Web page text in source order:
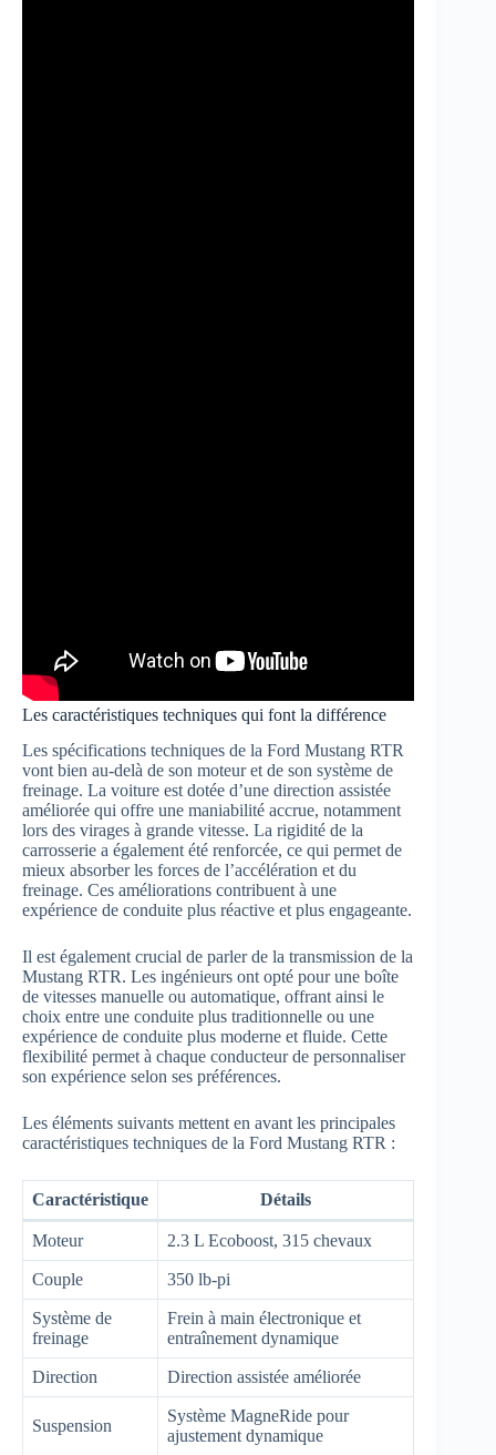
Les caractéristiques techniques qui font la différence
Les spécifications techniques de la Ford Mustang RTR
vont bien au-delà de son moteur et de son système de
freinage. La voiture est dotée d’une direction assistée
améliorée qui offre une maniabilité accrue, notamment
lors des virages à grande vitesse. La rigidité de la
carrosserie a également été renforcée, ce qui permet de
mieux absorber les forces de l’accélération et du
freinage. Ces améliorations contribuent à une
expérience de conduite plus réactive et plus engageante.
Il est également crucial de parler de la transmission de la
Mustang RTR. Les ingénieurs ont opté pour une boîte
de vitesses manuelle ou automatique, offrant ainsi le
choix entre une conduite plus traditionnelle ou une
expérience de conduite plus moderne et fluide. Cette
flexibilité permet à chaque conducteur de personnaliser
son expérience selon ses préférences.
Les éléments suivants mettent en avant les principales
caractéristiques techniques de la Ford Mustang RTR :
Caractéristique Détails
Moteur 2.3 L Ecoboost, 315 chevaux
Couple 350 lb-pi
Système de
freinage
Frein à main électronique et
entraînement dynamique
Direction Direction assistée améliorée
Suspension
Système MagneRide pour
ajustement dynamique